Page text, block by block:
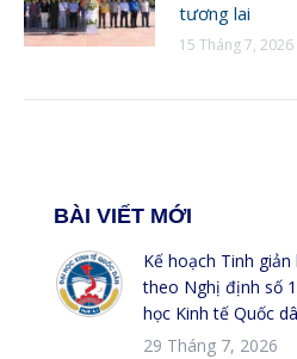
tương lai
15 Tháng 7, 2026
BÀI VIẾT MỚI
Kế hoạch Tinh
theo Nghị định số
học Kinh tế Quốc
29 Tháng 7, 2026